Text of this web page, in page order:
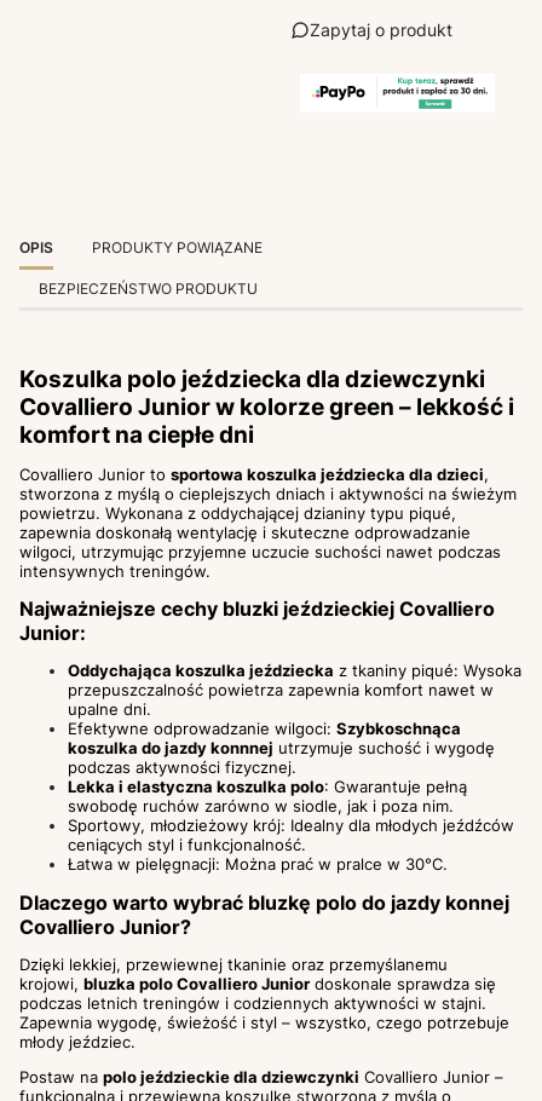
Zapytaj o produkt
OPIS PRODUKTY POWIĄZANE
BEZPIECZEŃSTWO PRODUKTU
Koszulka polo jeździecka dla dziewczynki
Covalliero Junior w kolorze green – lekkość i
komfort na ciepłe dni
Covalliero Junior to sportowa koszulka jeździecka dla dzieci,
stworzona z myślą o cieplejszych dniach i aktywności na świeżym
powietrzu. Wykonana z oddychającej dzianiny typu piqué,
zapewnia doskonałą wentylację i skuteczne odprowadzanie
wilgoci, utrzymując przyjemne uczucie suchości nawet podczas
intensywnych treningów.
Najważniejsze cechy bluzki jeździeckiej Covalliero
Junior:
Oddychająca koszulka jeździecka z tkaniny piqué: Wysoka
przepuszczalność powietrza zapewnia komfort nawet w
upalne dni.
Efektywne odprowadzanie wilgoci: Szybkoschnąca
koszulka do jazdy konnnej utrzymuje suchość i wygodę
podczas aktywności fizycznej.
Lekka i elastyczna koszulka polo: Gwarantuje pełną
swobodę ruchów zarówno w siodle, jak i poza nim.
Sportowy, młodzieżowy krój: Idealny dla młodych jeźdźców
ceniących styl i funkcjonalność.
Łatwa w pielęgnacji: Można prać w pralce w 30°C.
Dlaczego warto wybrać bluzkę polo do jazdy konnej
Covalliero Junior?
Dzięki lekkiej, przewiewnej tkaninie oraz przemyślanemu
krojowi, bluzka polo Covalliero Junior doskonale sprawdza się
podczas letnich treningów i codziennych aktywności w stajni.
Zapewnia wygodę, świeżość i styl – wszystko, czego potrzebuje
młody jeździec.
Postaw na polo jeździeckie dla dziewczynki Covalliero Junior –
funkcjonalną i przewiewną koszulkę stworzoną z myślą o